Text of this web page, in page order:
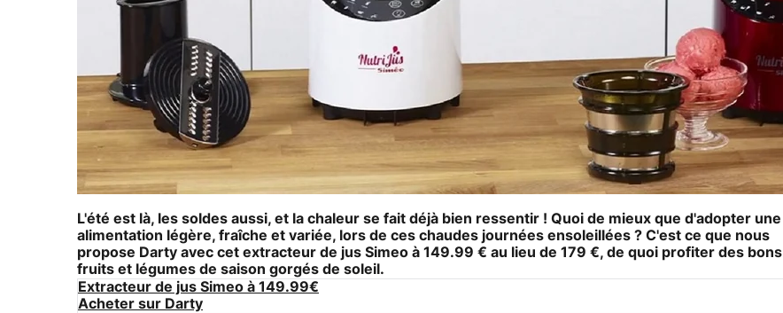
L'été est là, les soldes aussi, et la chaleur se fait déjà bien ressentir ! Quoi de mieux que d'adopter une
alimentation légère, fraîche et variée, lors de ces chaudes journées ensoleillées ? C'est ce que nous
propose Darty avec cet extracteur de jus Simeo à 149.99 € au lieu de 179 €, de quoi profiter des bons
fruits et légumes de saison gorgés de soleil.
Extracteur de jus Simeo à 149.99€
Acheter sur Darty